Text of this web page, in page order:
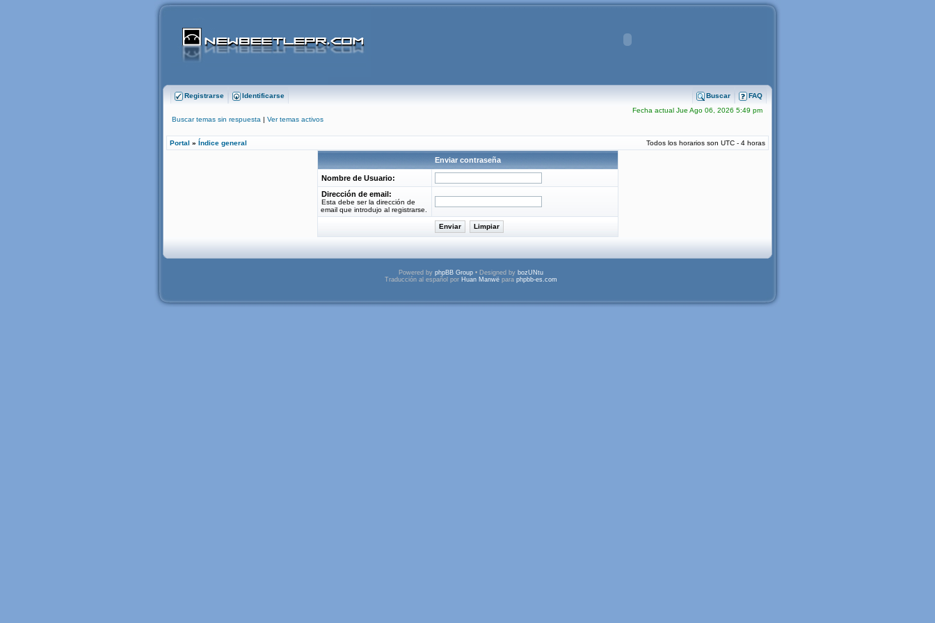
Registrarse Identificarse FAQ
Buscar
Fecha actual Jue Ago 06, 2026 5:49 pm
Buscar temas sin respuesta | Ver temas activos
Portal » Índice general Todos los horarios son UTC - 4 horas
Enviar contraseña
Nombre de Usuario:
Dirección de email:
Esta debe ser la dirección de
email que introdujo al registrarse.
Powered by phpBB Group • Designed by bozUNtu
Traducción al español por Huan Manwë para phpbb-es.com